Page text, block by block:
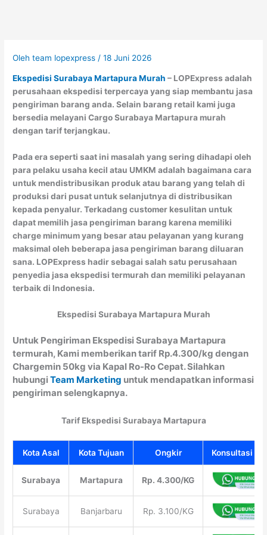
Olehteam lopexpress /18 Juni 2026
Ekspedisi Surabaya Martapura Murah – LOPExpress adalah
perusahaan ekspedisi terpercaya yang siap membantu jasa
pengiriman barang anda. Selain barang retail kami juga
bersedia melayani Cargo Surabaya Martapura murah
dengan tarif terjangkau.
Pada era seperti saat ini masalah yang sering dihadapi oleh
para pelaku usaha kecil atau UMKM adalah bagaimana cara
untuk mendistribusikan produk atau barang yang telah di
produksi dari pusat untuk selanjutnya di distribusikan
kepada penyalur. Terkadang customer kesulitan untuk
dapat memilih jasa pengiriman barang karena memiliki
charge minimum yang besar atau pelayanan yang kurang
maksimal oleh beberapa jasa pengiriman barang diluaran
sana. LOPExpress hadir sebagai salah satu perusahaan
penyedia jasa ekspedisi termurah dan memiliki pelayanan
terbaik di Indonesia.
Ekspedisi Surabaya Martapura Murah
Untuk Pengiriman Ekspedisi Surabaya Martapura
termurah, Kami memberikan tarif Rp.4.300/kg dengan
Chargemin 50kg via Kapal Ro-Ro Cepat. Silahkan
hubungiTeam Marketing untuk mendapatkan informasi
pengiriman selengkapnya.
Tarif Ekspedisi Surabaya Martapura
Kota Asal Kota Tujuan Ongkir Konsultasi
Surabaya Martapura Rp. 4.300/KG
Surabaya Banjarbaru Rp. 3.100/KG